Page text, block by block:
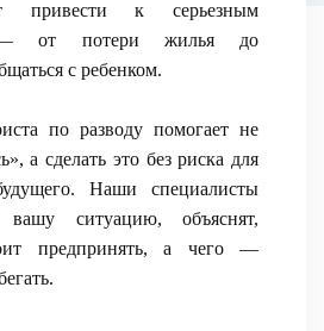
привести к серьезным
— от потери жилья до
с ребенком.
по разводу помогает не
а сделать это без риска для
Наши специалисты
вашу ситуацию, объяснят,
предпринять, а чего —